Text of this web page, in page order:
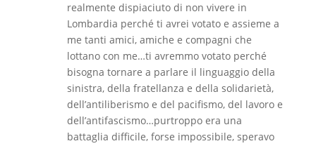
realmente dispiaciuto di non vivere in
Lombardia perché ti avrei votato e assieme a
me tanti amici, amiche e compagni che
lottano con me…ti avremmo votato perché
bisogna tornare a parlare il linguaggio della
sinistra, della fratellanza e della solidarietà,
dell’antiliberismo e del pacifismo, del lavoro e
dell’antifascismo…purtroppo era una
battaglia difficile, forse impossibile, speravo